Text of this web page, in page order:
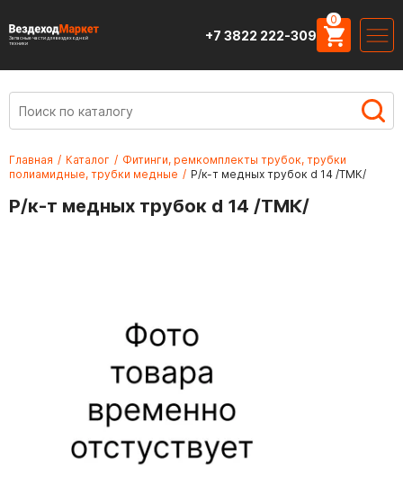
Запасные части для вездеходной
техники
+7 3822 222-309
0
Главная / Каталог / Фитинги, ремкомплекты трубок, трубки
полиамидные, трубки медные / Р/к-т медных трубок d 14 /ТМК/
Р/к-т медных трубок d 14 /ТМК/